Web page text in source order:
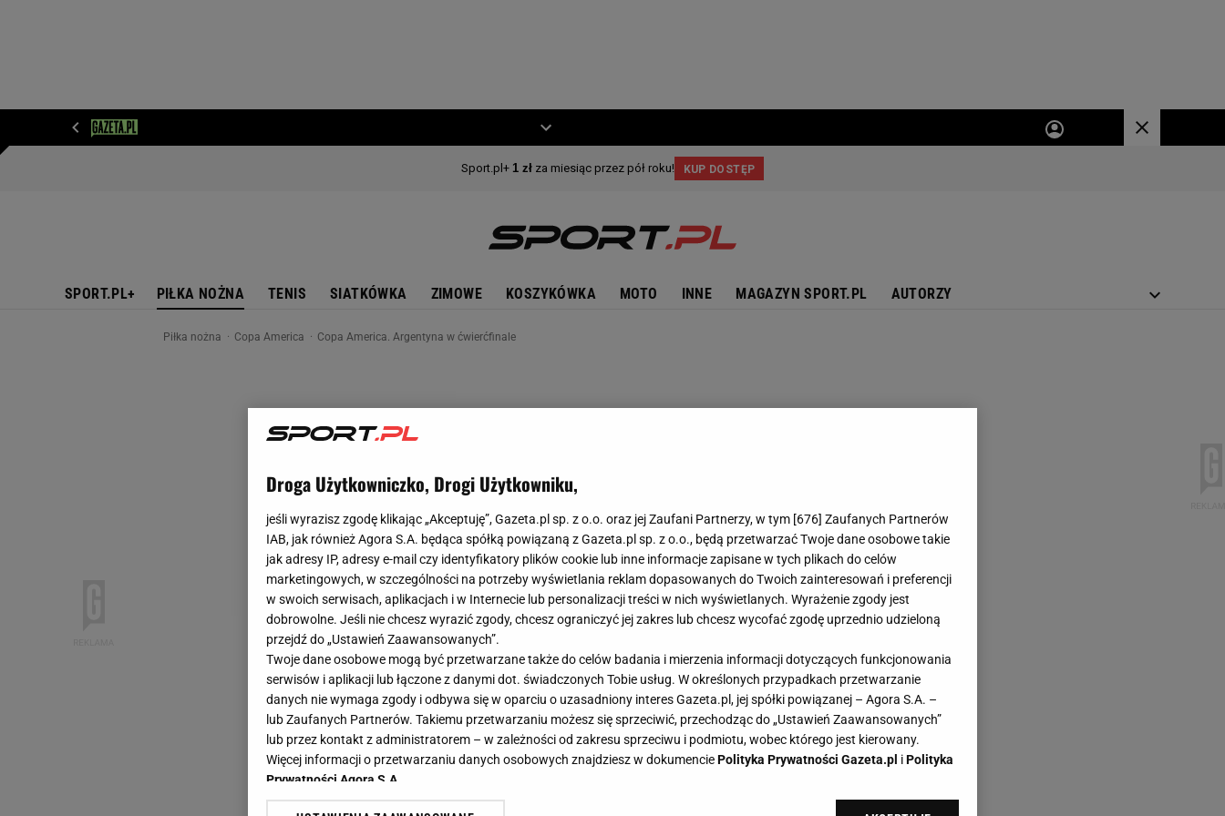
SPORT.PL+ PIŁKA NOŻNA TENIS SIATKÓWKA ZIMOWE KOSZYKÓWKA MOTO INNE MAGAZYN SPORT.PL AUTORZY
Piłka nożna Copa America Copa America. Argentyna w ćwierćfinale
Droga Użytkowniczko, Drogi Użytkowniku,
jeśli wyrazisz zgodę klikając „Akceptuję”, Gazeta.pl sp. z o.o. oraz jej Zaufani Partnerzy, w tym [676] Zaufanych Partnerów
IAB, jak również Agora S.A. będąca spółką powiązaną z Gazeta.pl sp. z o.o., będą przetwarzać Twoje dane osobowe takie
jak adresy IP, adresy e-mail czy identyfikatory plików cookie lub inne informacje zapisane w tych plikach do celów
marketingowych, w szczególności na potrzeby wyświetlania reklam dopasowanych do Twoich zainteresowań i preferencji
w swoich serwisach, aplikacjach i w Internecie lub personalizacji treści w nich wyświetlanych. Wyrażenie zgody jest
dobrowolne. Jeśli nie chcesz wyrazić zgody, chcesz ograniczyć jej zakres lub chcesz wycofać zgodę uprzednio udzieloną
przejdź do „Ustawień Zaawansowanych”.
Twoje dane osobowe mogą być przetwarzane także do celów badania i mierzenia informacji dotyczących funkcjonowania
serwisów i aplikacji lub łączone z danymi dot. świadczonych Tobie usług. W określonych przypadkach przetwarzanie
danych nie wymaga zgody i odbywa się w oparciu o uzasadniony interes Gazeta.pl, jej spółki powiązanej – Agora S.A. –
lub Zaufanych Partnerów. Takiemu przetwarzaniu możesz się sprzeciwić, przechodząc do „Ustawień Zaawansowanych”
lub przez kontakt z administratorem – w zależności od zakresu sprzeciwu i podmiotu, wobec którego jest kierowany.
Więcej informacji o przetwarzaniu danych osobowych znajdziesz w dokumenciePolityka Prywatności Gazeta.pl iPolityka
Prywatności Agora S.A.